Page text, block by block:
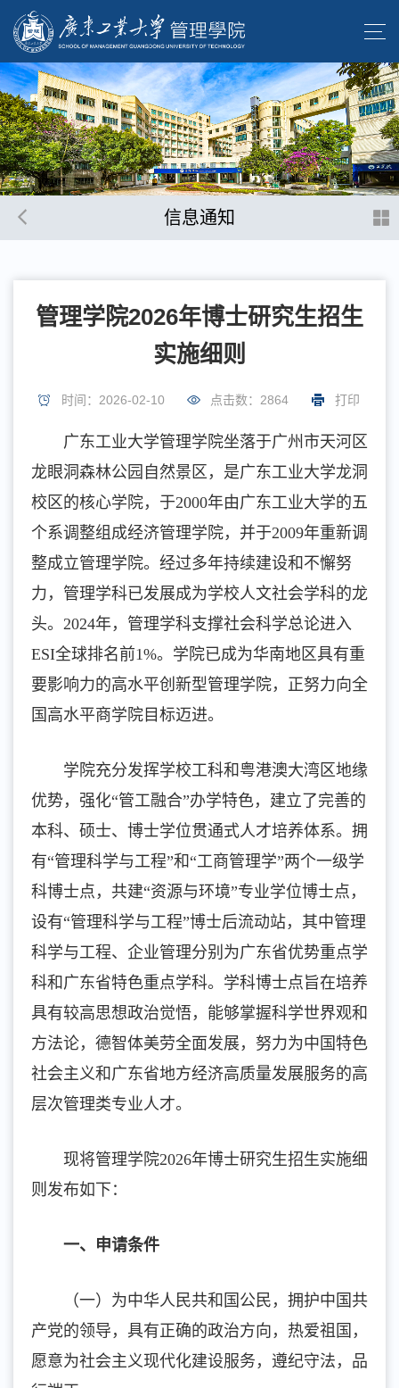
信息通知
管理学院2026年博士研究生招生
实施细则
时间：2026-02-10 点击数： 2864 打印
广东工业大学管理学院坐落于广州市天河区
龙眼洞森林公园自然景区，是广东工业大学龙洞
校区的核心学院，于2000年由广东工业大学的五
个系调整组成经济管理学院，并于2009年重新调
整成立管理学院。经过多年持续建设和不懈努
力，管理学科已发展成为学校人文社会学科的龙
头。2024年，管理学科支撑社会科学总论进入
ESI全球排名前1%。学院已成为华南地区具有重
要影响力的高水平创新型管理学院，正努力向全
国高水平商学院目标迈进。
学院充分发挥学校工科和粤港澳大湾区地缘
优势，强化“管工融合”办学特色，建立了完善的
本科、硕士、博士学位贯通式人才培养体系。拥
有“管理科学与工程”和“工商管理学”两个一级学
科博士点，共建“资源与环境”专业学位博士点，
设有“管理科学与工程”博士后流动站，其中管理
科学与工程、企业管理分别为广东省优势重点学
科和广东省特色重点学科。学科博士点旨在培养
具有较高思想政治觉悟，能够掌握科学世界观和
方法论，德智体美劳全面发展，努力为中国特色
社会主义和广东省地方经济高质量发展服务的高
层次管理类专业人才。
现将管理学院2026年博士研究生招生实施细
则发布如下：
一、申请条件
（一）为中华人民共和国公民，拥护中国共
产党的领导，具有正确的政治方向，热爱祖国，
愿意为社会主义现代化建设服务，遵纪守法，品